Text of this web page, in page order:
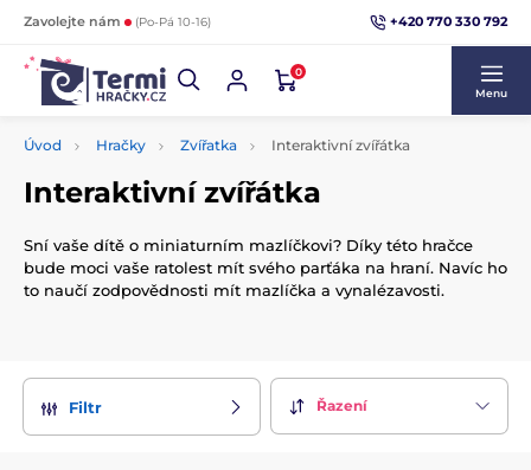
Zavolejte nám (Po-Pá 10-16) +420 770 330 792
0
Menu
Úvod Hračky Zvířatka Interaktivní zvířátka
Interaktivní zvířátka
Sní vaše dítě o miniaturním mazlíčkovi? Díky této hračce
bude moci vaše ratolest mít svého parťáka na hraní. Navíc ho
to naučí zodpovědnosti mít mazlíčka a vynalézavosti.
Filtr Řazení